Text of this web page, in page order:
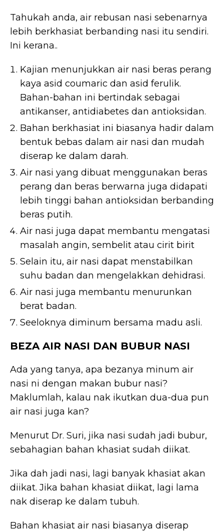
Tahukah anda, air rebusan nasi sebenarnya
lebih berkhasiat berbanding nasi itu sendiri.
Ini kerana..
Kajian menunjukkan air nasi beras perang
kaya asid coumaric dan asid ferulik.
Bahan-bahan ini bertindak sebagai
antikanser, antidiabetes dan antioksidan.
Bahan berkhasiat ini biasanya hadir dalam
bentuk bebas dalam air nasi dan mudah
diserap ke dalam darah.
Air nasi yang dibuat menggunakan beras
perang dan beras berwarna juga didapati
lebih tinggi bahan antioksidan berbanding
beras putih.
Air nasi juga dapat membantu mengatasi
masalah angin, sembelit atau cirit birit
Selain itu, air nasi dapat menstabilkan
suhu badan dan mengelakkan dehidrasi.
Air nasi juga membantu menurunkan
berat badan.
Seeloknya diminum bersama madu asli.
BEZA AIR NASI DAN BUBUR NASI
Ada yang tanya, apa bezanya minum air
nasi ni dengan makan bubur nasi?
Maklumlah, kalau nak ikutkan dua-dua pun
air nasi juga kan?
Menurut Dr. Suri, jika nasi sudah jadi bubur,
sebahagian bahan khasiat sudah diikat.
Jika dah jadi nasi, lagi banyak khasiat akan
diikat. Jika bahan khasiat diikat, lagi lama
nak diserap ke dalam tubuh.
Bahan khasiat air nasi biasanya diserap